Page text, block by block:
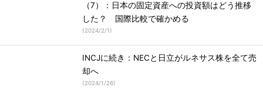
（7）：日本の固定資産への投資額はどう推移
した？ 国際比較で確かめる
(2024/2/1)
INCJに続き：NECと日立がルネサス株を全て売
却へ
(2024/1/26)